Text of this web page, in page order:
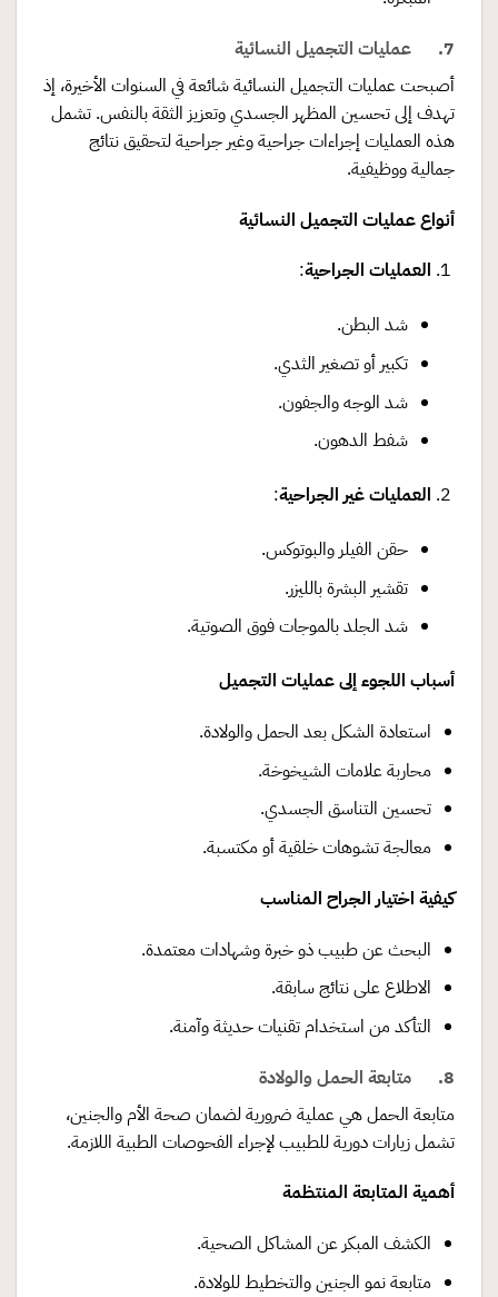
7. عمليات التجميل النسائية
أصبحت عمليات التجميل النسائية شائعة في السنوات الأخيرة، إذ
تهدف إلى تحسين المظهر الجسدي وتعزيز الثقة بالنفس. تشمل
هذه العمليات إجراءات جراحية وغير جراحية لتحقيق نتائج
جمالية ووظيفية.
أنواع عمليات التجميل النسائية
العمليات الجراحية:
شد البطن.
تكبير أو تصغير الثدي.
شد الوجه والجفون.
شفط الدهون.
العمليات غير الجراحية:
حقن الفيلر والبوتوكس.
تقشير البشرة بالليزر.
شد الجلد بالموجات فوق الصوتية.
أسباب اللجوء إلى عمليات التجميل
استعادة الشكل بعد الحمل والولادة.
محاربة علامات الشيخوخة.
تحسين التناسق الجسدي.
معالجة تشوهات خلقية أو مكتسبة.
كيفية اختيار الجراح المناسب
البحث عن طبيب ذو خبرة وشهادات معتمدة.
الاطلاع على نتائج سابقة.
التأكد من استخدام تقنيات حديثة وآمنة.
8. متابعة الحمل والولادة
متابعة الحمل هي عملية ضرورية لضمان صحة الأم والجنين،
تشمل زيارات دورية للطبيب لإجراء الفحوصات الطبية اللازمة.
أهمية المتابعة المنتظمة
الكشف المبكر عن المشاكل الصحية.
متابعة نمو الجنين والتخطيط للولادة.